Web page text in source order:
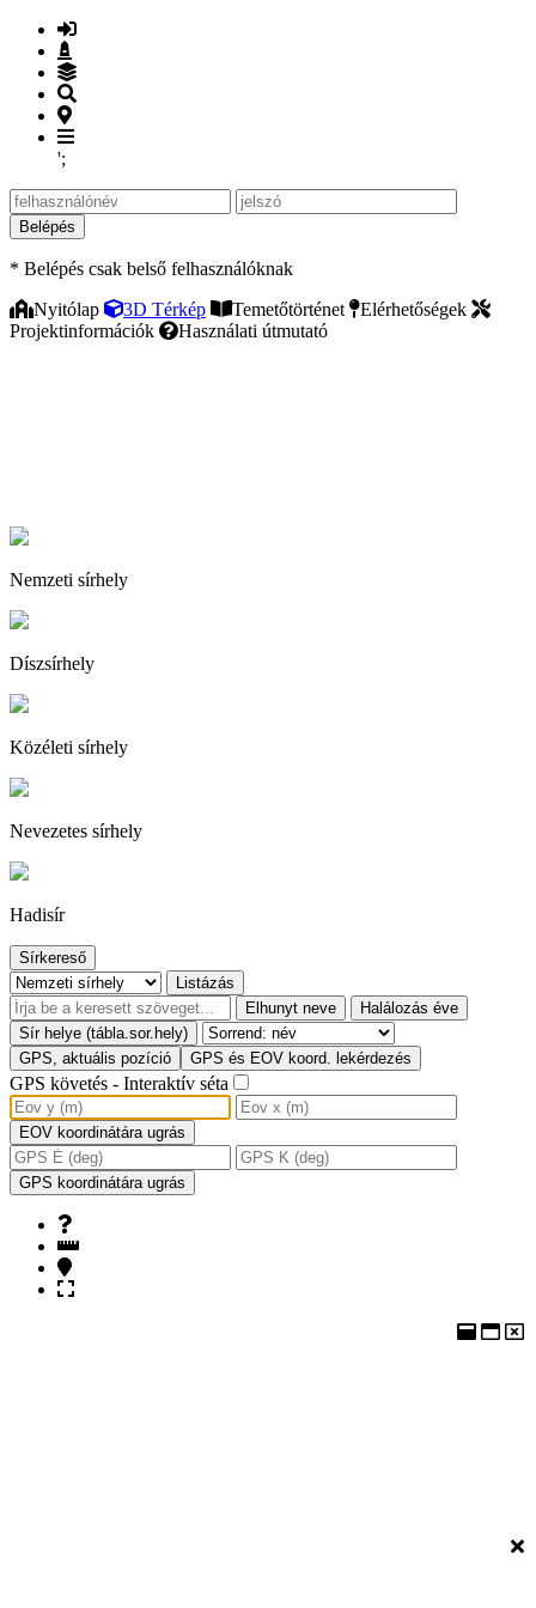
';
Belépés
* Belépés csak belső felhasználóknak
Nyitólap
3D Térkép Temetőtörténet
Elérhetőségek
Projektinformációk
Használati útmutató
Nemzeti sírhely
Díszsírhely
Közéleti sírhely
Nevezetes sírhely
Hadisír
Sírkereső
Listázás
Elhunyt neve
Halálozás éve
Sír helye (tábla.sor.hely)
GPS, aktuális pozíció
GPS és EOV koord. lekérdezés
GPS követés - Interaktív séta
EOV koordinátára ugrás
GPS koordinátára ugrás